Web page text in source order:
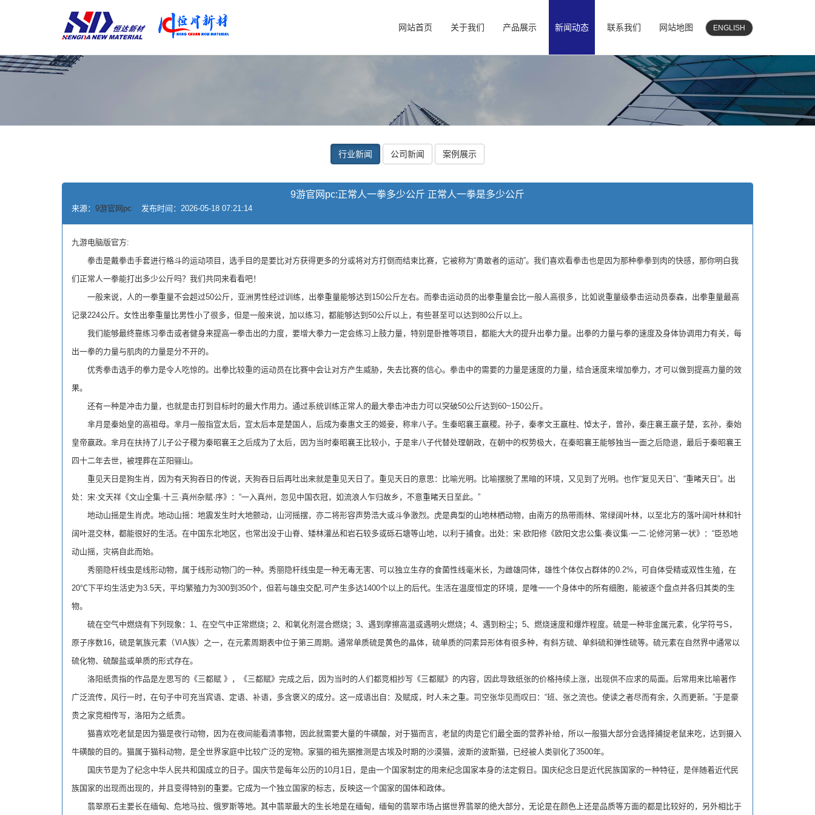
ENGLISH
网站首页 关于我们 产品展示 新闻动态 联系我们 网站地图
行业新闻 公司新闻 案例展示
9游官网pc:正常人一拳多少公斤 正常人一拳是多少公斤
来源： 9游官网pc 发布时间：2026-05-18 07:21:14
九游电脑版官方:
拳击是戴拳击手套进行格斗的运动项目，选手目的是要比对方获得更多的分或将对方打倒而结束比赛，它被称为“勇敢者的运动”。我们喜欢看拳击也是因为那种拳拳到肉的快感，那你明白我
们正常人一拳能打出多少公斤吗？我们共同来看看吧！
一般来说，人的一拳重量不会超过50公斤，亚洲男性经过训练，出拳重量能够达到150公斤左右。而拳击运动员的出拳重量会比一般人高很多，比如说重量级拳击运动员泰森，出拳重量最高
记录224公斤。女性出拳重量比男性小了很多，但是一般来说，加以练习，都能够达到50公斤以上，有些甚至可以达到80公斤以上。
我们能够最终靠练习拳击或者健身来提高一拳击出的力度，要增大拳力一定会练习上肢力量，特别是卧推等项目，都能大大的提升出拳力量。出拳的力量与拳的速度及身体协调用力有关，每
出一拳的力量与肌肉的力量是分不开的。
优秀拳击选手的拳力是令人吃惊的。出拳比较重的运动员在比赛中会让对方产生威胁，失去比赛的信心。拳击中的需要的力量是速度的力量，结合速度来增加拳力，才可以做到提高力量的效
果。
还有一种是冲击力量，也就是击打到目标时的最大作用力。通过系统训练正常人的最大拳击冲击力可以突破50公斤达到60~150公斤。
芈月是秦始皇的高祖母。芈月一般指宣太后，宣太后本是楚国人，后成为秦惠文王的姬妾，称芈八子。生秦昭襄王嬴稷。孙子，秦孝文王嬴柱、悼太子，曾孙，秦庄襄王嬴子楚，玄孙，秦始
皇帝嬴政。芈月在扶持了儿子公子稷为秦昭襄王之后成为了太后，因为当时秦昭襄王比较小，于是芈八子代替处理朝政，在朝中的权势极大，在秦昭襄王能够独当一面之后隐退，最后于秦昭襄王
四十二年去世，被埋葬在芷阳骊山。
重见天日是狗生肖，因为有天狗吞日的传说，天狗吞日后再吐出来就是重见天日了。重见天日的意思：比喻光明。比喻摆脱了黑暗的环境，又见到了光明。也作“复见天日”、“重睹天日”。出
处：宋·文天祥《文山全集·十三·真州杂赋·序》：“一入真州，忽见中国衣冠，如流浪人乍归故乡，不意重睹天日至此。”
地动山摇是生肖虎。地动山摇：地震发生时大地颤动，山河摇摆，亦二将形容声势浩大或斗争激烈。虎是典型的山地林栖动物，由南方的热带雨林、常绿阔叶林，以至北方的落叶阔叶林和针
阔叶混交林，都能很好的生活。在中国东北地区，也常出没于山脊、矮林灌丛和岩石较多或砾石塘等山地，以利于捕食。出处：宋·欧阳修《欧阳文忠公集·奏议集·一二·论修河第一状》：“臣恐地
动山摇，灾祸自此而始。
秀丽隐杆线虫是线形动物，属于线形动物门的一种。秀丽隐杆线虫是一种无毒无害、可以独立生存的食菌性线毫米长，为雌雄同体，雄性个体仅占群体的0.2%，可自体受精或双性生殖，在
20℃下平均生活史为3.5天，平均繁殖力为300到350个，但若与雄虫交配,可产生多达1400个以上的后代。生活在温度恒定的环境，是唯一一个身体中的所有细胞，能被逐个盘点并各归其类的生
物。
硫在空气中燃烧有下列现象：1、在空气中正常燃烧；2、和氧化剂混合燃烧；3、遇到摩擦高温或遇明火燃烧；4、遇到粉尘；5、燃烧速度和爆炸程度。硫是一种非金属元素，化学符号S，
原子序数16，硫是氧族元素（ⅥA族）之一，在元素周期表中位于第三周期。通常单质硫是黄色的晶体，硫单质的同素异形体有很多种，有斜方硫、单斜硫和弹性硫等。硫元素在自然界中通常以
硫化物、硫酸盐或单质的形式存在。
洛阳纸贵指的作品是左思写的《三都赋 》，《三都赋》完成之后，因为当时的人们都竞相抄写《三都赋》的内容，因此导致纸张的价格持续上涨，出现供不应求的局面。后常用来比喻著作
广泛流传，风行一时，在句子中可充当宾语、定语、补语，多含褒义的成分。这一成语出自：及赋成，时人未之重。司空张华见而叹曰：“班、张之流也。使读之者尽而有余，久而更新。”于是豪
贵之家竞相传写，洛阳为之纸贵。
猫喜欢吃老鼠是因为猫是夜行动物，因为在夜间能看清事物，因此就需要大量的牛磺酸，对于猫而言，老鼠的肉是它们最全面的营养补给，所以一般猫大部分会选择捕捉老鼠来吃，达到摄入
牛磺酸的目的。猫属于猫科动物，是全世界家庭中比较广泛的宠物。家猫的祖先据推测是古埃及时期的沙漠猫，波斯的波斯猫，已经被人类驯化了3500年。
国庆节是为了纪念中华人民共和国成立的日子。国庆节是每年公历的10月1日，是由一个国家制定的用来纪念国家本身的法定假日。国庆纪念日是近代民族国家的一种特征，是伴随着近代民
族国家的出现而出现的，并且变得特别的重要。它成为一个独立国家的标志，反映这一个国家的国体和政体。
翡翠原石主要长在缅甸、危地马拉、俄罗斯等地。其中翡翠最大的生长地是在缅甸，缅甸的翡翠市场占据世界翡翠的绝大部分，无论是在颜色上还是品质等方面的都是比较好的，另外相比于